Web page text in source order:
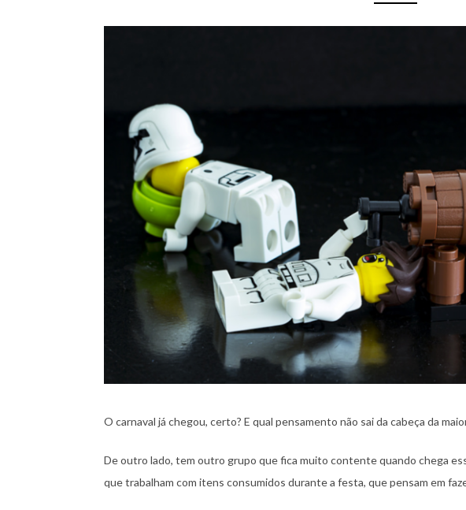
O carnaval já chegou, certo? E qual pensamento não sai da cabeça da
De outro lado, tem outro grupo que fica muito contente quando chega
que trabalham com itens consumidos durante a festa, que pensam em